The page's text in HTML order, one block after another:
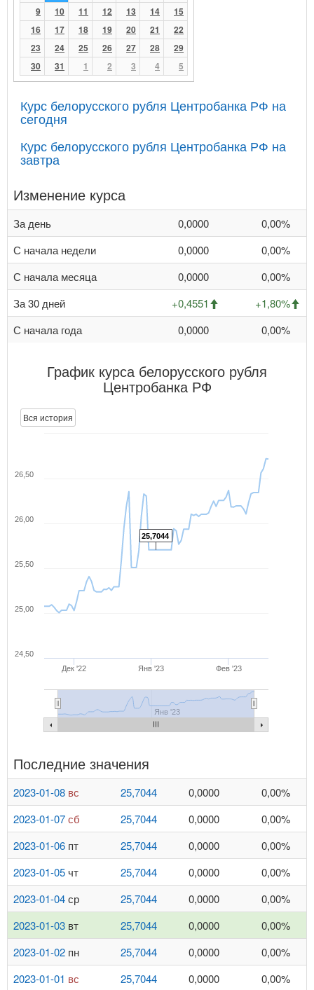
9
10 11 12 13 14
15
16
17 18 19 20 21
22
23
24 25 26 27 28
29
30
31 1 2 3 4 5
Курс белорусского рубля Центробанка РФ на
сегодня
Курс белорусского рубля Центробанка РФ на
завтра
Изменение курса
За день 0,0000
0,00%
С начала недели
0,0000
0,00%
С начала месяца
0,0000
0,00%
За 30 дней
+0,4551
+1,80%
С начала года
0,0000 0,00%
График курса белорусского рубля
Центробанка РФ
Вся история
25,7044
Дек '22 Янв '23 Фев '23
Янв '23
24,50
25,00
25,50
26,00
26,50
Последние значения
2023-01-08 вс 25,7044 0,0000
0,00%
2023-01-07сб 25,7044 0,0000
0,00%
2023-01-06 пт 25,7044 0,0000
0,00%
2023-01-05 чт 25,7044 0,0000
0,00%
2023-01-04ср 25,7044 0,0000
0,00%
2023-01-03 вт 25,7044 0,0000
0,00%
2023-01-02 пн 25,7044 0,0000
0,00%
2023-01-01 вс 25,7044 0,0000
0,00%